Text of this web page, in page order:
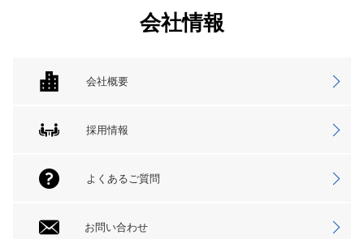
会社情報
会社概要
採用情報
よくあるご質問
お問い合わせ